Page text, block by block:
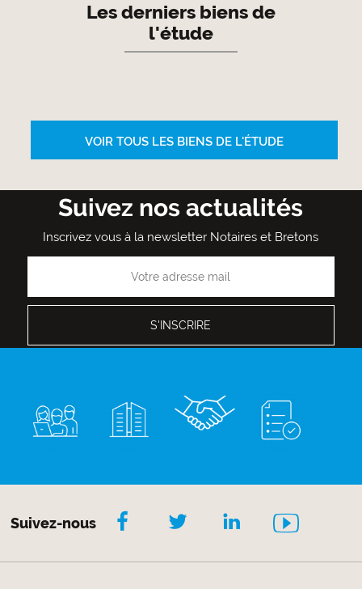
Les derniers biens de
l'étude
VOIR TOUS LES BIENS DE L'ÉTUDE
Suivez nos actualités
Inscrivez vous à la newsletter Notaires et Bretons
Suivez-nous